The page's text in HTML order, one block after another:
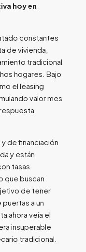
hoy en
constantes
de vivienda,
tradicional
hogares. Bajo
el leasing
valor mes
de financiación
y están
tasas
que buscan
de tener
a un
ahora veía el
insuperable
tradicional.